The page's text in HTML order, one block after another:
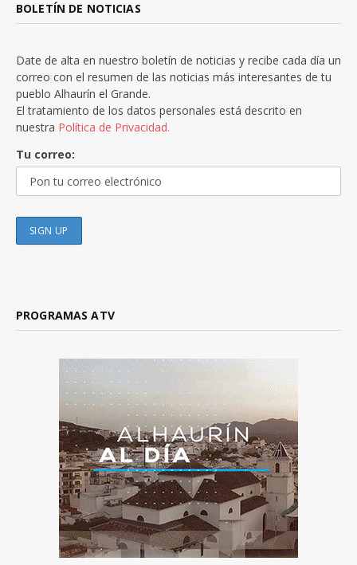
BOLETÍN DE NOTICIAS
Date de alta en nuestro boletín de noticias y recibe cada día un
correo con el resumen de las noticias más interesantes de tu
pueblo Alhaurín el Grande.
El tratamiento de los datos personales está descrito en
nuestra Política de Privacidad.
Tu correo:
PROGRAMAS ATV